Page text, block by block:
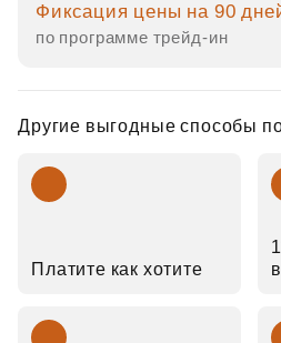
Фиксация цены на 90
по программе трейд‑ин
Другие выгодные способы
Платите как хотите